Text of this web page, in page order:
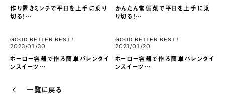
作り置きミンチで平日を上手に乗り
切る！
かんたん常備菜で平日を上手に乗
り切る！
ームパスタ
GOOD BETTER BEST！
2023/01/30
ホーロー容器で作る簡単バレンタイ
ンスイーツ
GOOD BETTER BEST！
2023/01/20
ホーロー容器で作る簡単バレンタイ
ンスイーツ
一覧に戻る